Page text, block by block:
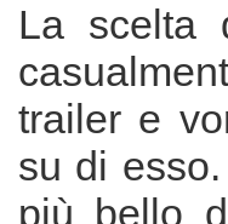
La scelta
trailer e
su di
più bello